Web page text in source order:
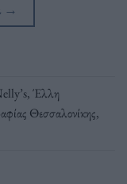
→
,Έλλη
Θεσσαλονίκης,